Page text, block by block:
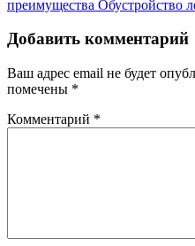
преимущества Обустройство
Добавить комментарий
Ваш адрес email не будет
помечены *
Комментарий *